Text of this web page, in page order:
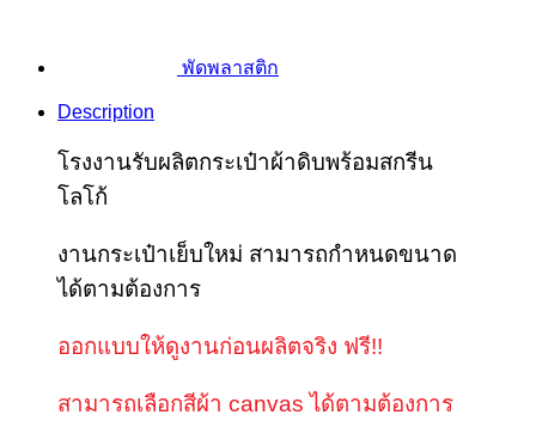
พัดพลาสติก
Description
โรงงานรับผลิตกระเป๋าผ้าดิบพร้อมสกรีน
โลโก้
งานกระเป๋าเย็บใหม่ สามารถกำหนดขนาด
ได้ตามต้องการ
ออกแบบให้ดูงานก่อนผลิตจริง ฟรี!!
สามารถเลือกสีผ้า canvas ได้ตามต้องการ